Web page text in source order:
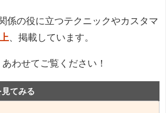
係の役に立つテクニックやカスタマ
、掲載しています。
わせてご覧ください！
てみる